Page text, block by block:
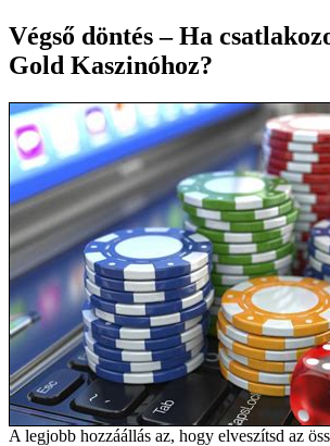
Végső döntés – Ha
Gold Kaszinóhoz?
A legjobb hozzáállás az, hogy elveszítsd az